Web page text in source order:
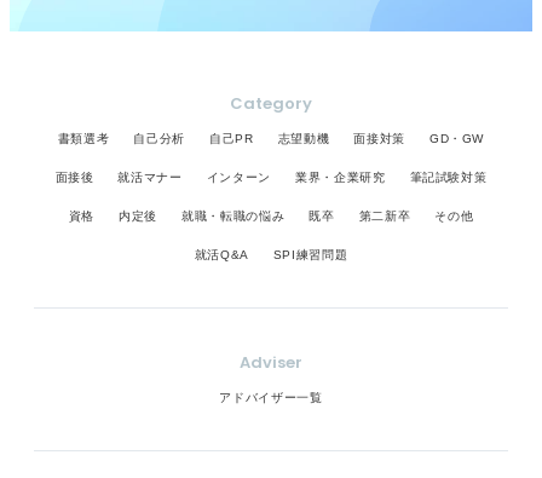
Category
書類選考 自己分析 自己PR 志望動機 面接対策 GD・GW
面接後 就活マナー インターン 業界・企業研究 筆記試験対策
資格 内定後 就職・転職の悩み 既卒 第二新卒 その他
就活Q&A SPI練習問題
Adviser
アドバイザー一覧